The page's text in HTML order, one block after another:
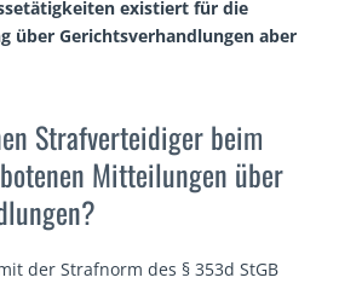
existiert für die
über Gerichtsverhandlungen aber
Strafverteidiger beim
Mitteilungen über
der Strafnorm des § 353d StGB